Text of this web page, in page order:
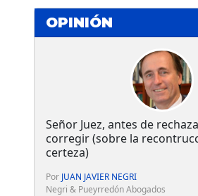
OPINIÓN
Señor Juez, antes de
corregir (sobre la
certeza)
Por JUAN JAVIER NEGRI
Negri & Pueyrredón Abogados